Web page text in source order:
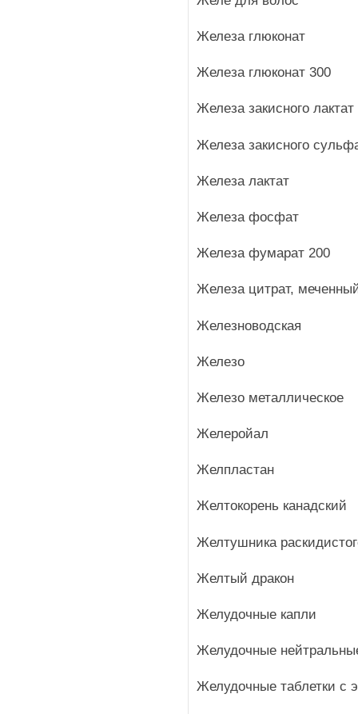
Железа глюконат
Железа глюконат 300
Железа закисного лактат
Железа закисного
Железа лактат
Железа фосфат
Железа фумарат 200
Железа цитрат,
Железноводская
Железо
Железо металлическое
Желеройал
Желпластан
Желтокорень канадский
Желтушника
Желтый дракон
Желудочные капли
Желудочные
Желудочные таблетки с